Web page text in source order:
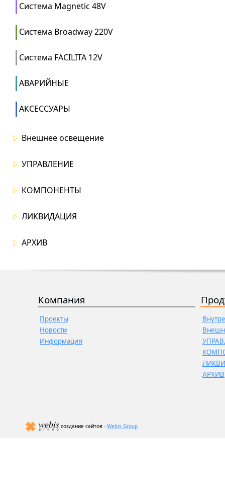
Система Magnetic 48V
Система Broadway 220V
Система FACILITA 12V
АВАРИЙНЫЕ
АКСЕССУАРЫ
Внешнее освещение
УПРАВЛЕНИЕ
КОМПОНЕНТЫ
ЛИКВИДАЦИЯ
АРХИВ
Компания
Проекты
Новости
Информация
АРХИВ
создание сайтов - Webis Group